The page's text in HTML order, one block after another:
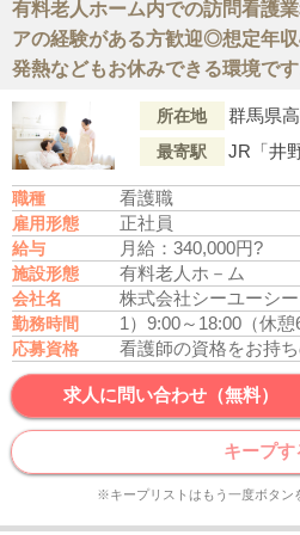
有料老人ホーム内での訪問看護
アの経験がある方歓迎◎想定年
発熱などもお休みできる環境です
所在地 群馬県
最寄駅 JR「井
職種 看護職
雇用形態 正社員
給与 月給：340,000円?
施設形態 有料老人ホ－ム
会社名 株式会社シーユーシ
勤務時間 1）9:00～18:00（休憩
応募資格 看護師の資格をお持
求人に問い合わせ（無料）
キープす
※キープリストはもう一度ボタン